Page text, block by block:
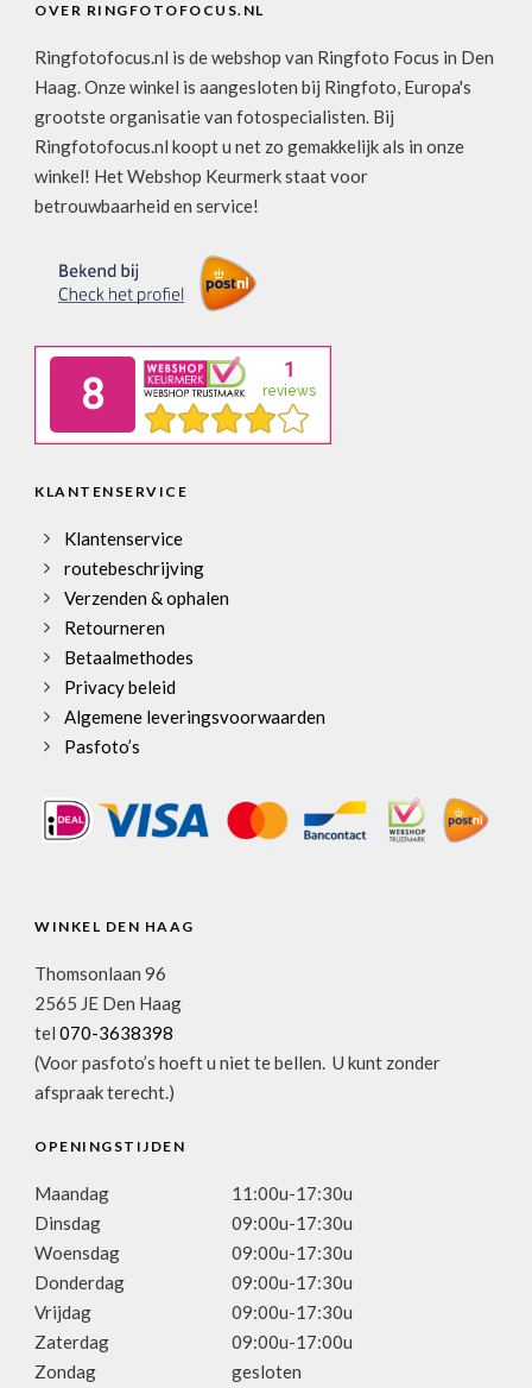
OVER RINGFOTOFOCUS.NL
Ringfotofocus.nl is de webshop van Ringfoto Focus in Den
Haag. Onze winkel is aangesloten bij Ringfoto, Europa's
grootste organisatie van fotospecialisten. Bij
Ringfotofocus.nl koopt u net zo gemakkelijk als in onze
winkel! Het Webshop Keurmerk staat voor
betrouwbaarheid en service!
KLANTENSERVICE
Klantenservice
routebeschrijving
Verzenden & ophalen
Retourneren
Betaalmethodes
Privacy beleid
Algemene leveringsvoorwaarden
Pasfoto’s
WINKEL DEN HAAG
Thomsonlaan 96
2565 JE Den Haag
tel 070-3638398
(Voor pasfoto’s hoeft u niet te bellen. U kunt zonder
afspraak terecht.)
OPENINGSTIJDEN
Maandag
11:00u-17:30u
Dinsdag
09:00u-17:30u
Woensdag
09:00u-17:30u
Donderdag
09:00u-17:30u
Vrijdag
09:00u-17:30u
Zaterdag
09:00u-17:00u
Zondag
gesloten